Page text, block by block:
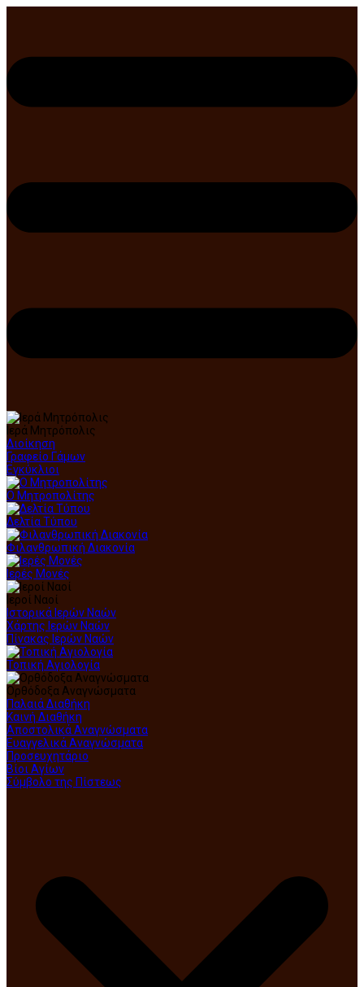
Ιερά Μητρόπολις
Διοίκηση
Γραφείο Γάμων
Εγκύκλιοι
Ο Μητροπολίτης
Δελτία Τύπου
Φιλανθρωπική Διακονία
Ιερές Μονές
Ιεροί Ναοί
Ιστορικά Ιερών Ναών
Χάρτης Ιερών Ναών
Πίνακας Ιερών Ναών
Τοπική Αγιολογία
Ορθόδοξα Αναγνώσματα
Παλαιά Διαθήκη
Καινή Διαθήκη
Αποστολικά Αναγνώσματα
Ευαγγελικά Αναγνώσματα
Προσευχητάριο
Βίοι Αγίων
Σύμβολο της Πίστεως